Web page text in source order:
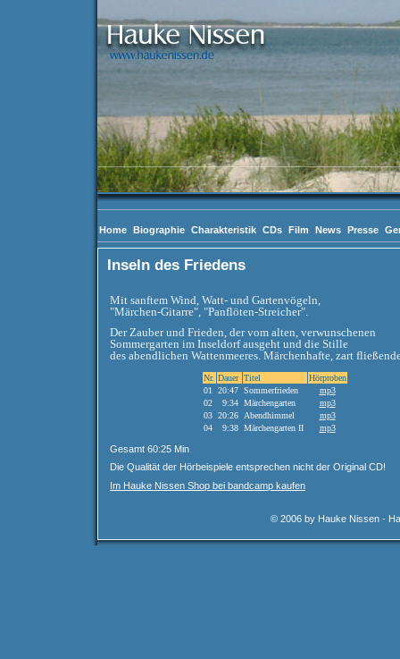
Home Biographie Charakteristik CDs Film News Presse
Inseln des Friedens
Mit sanftem Wind, Watt- und Gartenvögeln,
"Märchen-Gitarre", "Panflöten-Streicher".
Der Zauber und Frieden, der vom alten, verwunschenen
Sommergarten im Inseldorf ausgeht und die Stille
des abendlichen Wattenmeeres. Märchenhafte, zart
Nr. Dauer Titel
Hörproben
01
20:47 Sommerfrieden
mp3
02
9:34 Märchengarten
mp3
03 20:26 Abendhimmel
mp3
04
9:38 Märchengarten II mp3
Gesamt 60:25 Min
Die Qualität der Hörbeispiele entsprechen nicht der Original CD!
Im Hauke Nissen Shop bei bandcamp kaufen
© 2006 by Hauke Nissen -